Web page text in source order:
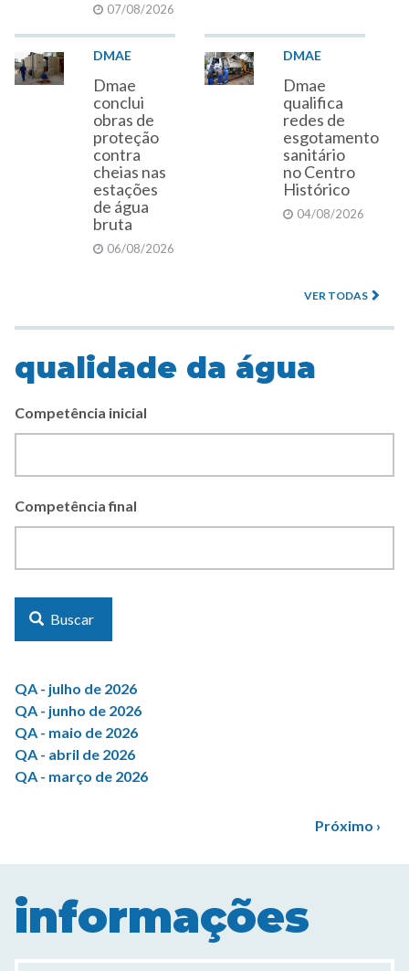
07/08/2026
DMAE
Dmae
conclui
obras de
proteção
contra
cheias nas
estações
de água
bruta
06/08/2026
DMAE
Dmae
qualifica
redes de
esgotamento
sanitário
no Centro
Histórico
04/08/2026
VER TODAS
qualidade da água
Competência inicial
Competência final
Buscar
QA - julho de 2026
QA - junho de 2026
QA - maio de 2026
QA - abril de 2026
QA - março de 2026
Próxima
Próximo ›
informações